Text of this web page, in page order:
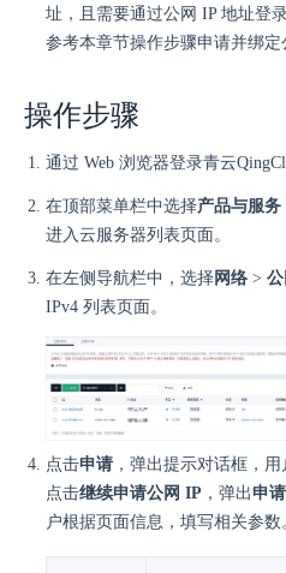
址，且需要通过公网 IP 地址登
参考本章节操作步骤申请并绑定
操作步骤
通过 Web 浏览器登录青云
在顶部菜单栏中选择产品与服务
进入云服务器列表页面。
在左侧导航栏中，选择网络 >
IPv4 列表页面。
点击申请 ，弹出提示对话框，
点击继续申请公网 IP ，弹出申
户根据页面信息，填写相关参数